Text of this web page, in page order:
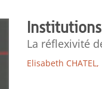
La réflexivité
Elisabeth CHATEL,